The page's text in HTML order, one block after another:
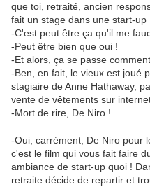
que toi, retraité, ancien
fait un stage dans une start-up
-C'est peut être ça qu'il me
-Peut être bien que oui !
-Et alors, ça se passe
-Ben, en fait, le vieux est joué
stagiaire de Anne Hathaway,
vente de vêtements sur
-Mort de rire, De Niro !
-Oui, carrément, De Niro pour
c'est le film qui vous fait faire
ambiance de start-up quoi !
retraite décide de repartir et